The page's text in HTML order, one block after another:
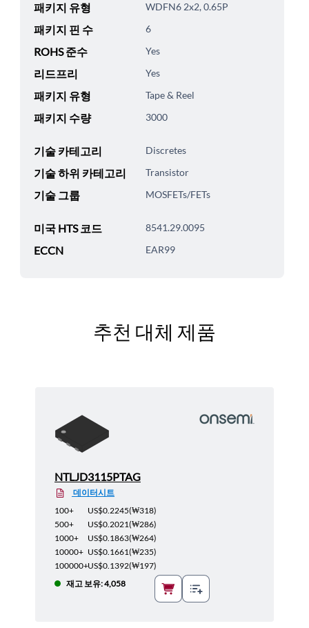
패키지 유형 WDFN6 2x2, 0.65P
패키지 핀 수 6
ROHS 준수 Yes
리드프리 Yes
패키지 유형 Tape & Reel
패키지 수량 3000
기술 카테고리 Discretes
기술 하위 카테고리 Transistor
기술 그룹 MOSFETs/FETs
미국 HTS 코드 8541.29.0095
ECCN EAR99
추천 대체 제품
NTLJD3115PTAG
데이터시트
100+
US$0.2245(₩318)
500+
US$0.2021(₩286)
1000+
US$0.1863(₩264)
10000+ US$0.1661(₩235)
100000+US$0.1392(₩197)
재고 보유: 4,058